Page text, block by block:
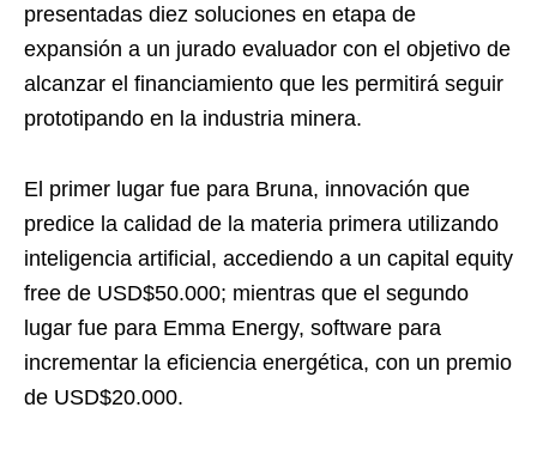
presentadas diez soluciones en etapa de
expansión a un jurado evaluador con el objetivo de
alcanzar el financiamiento que les permitirá seguir
prototipando en la industria minera.
El primer lugar fue para Bruna, innovación que
predice la calidad de la materia primera utilizando
inteligencia artificial, accediendo a un capital equity
free de USD$50.000; mientras que el segundo
lugar fue para Emma Energy, software para
incrementar la eficiencia energética, con un premio
de USD$20.000.